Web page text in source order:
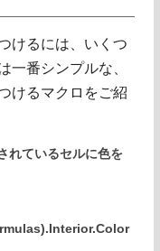
けるには、いくつ
一番シンプルな、
けるマクロをご紹
れているセルに色を